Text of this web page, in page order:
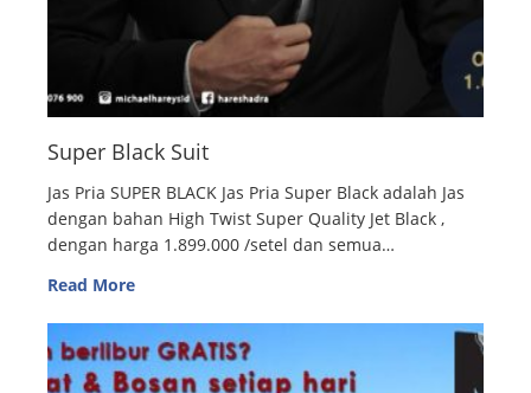
Super Black Suit
Jas Pria SUPER BLACK Jas Pria Super Black adalah Jas
dengan bahan High Twist Super Quality Jet Black ,
dengan harga 1.899.000 /setel dan semua…
Read More